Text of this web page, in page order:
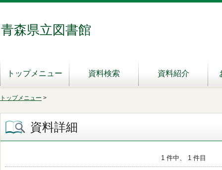
青森県立図書館
トップメニュー 資料検索 資料紹介
トップメニュー >
資料詳細
1 件中、 1 件目